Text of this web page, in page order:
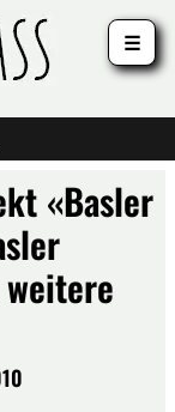
«Basler
☰